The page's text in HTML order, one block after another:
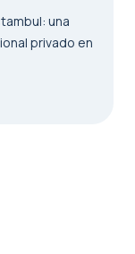
una
privado en